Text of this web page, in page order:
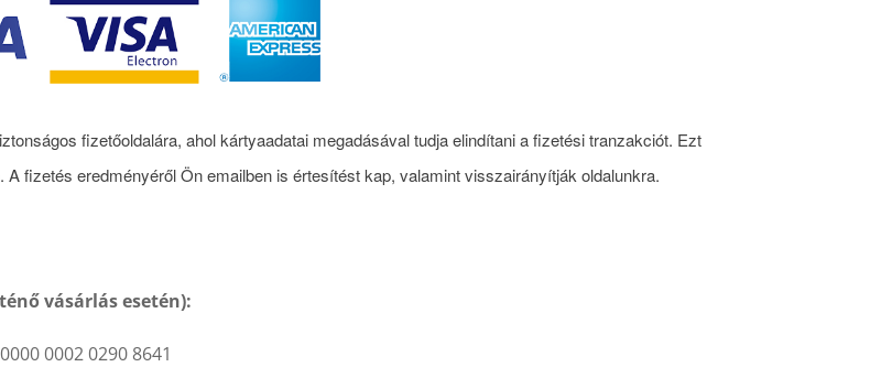
fizetőoldalára, ahol kártyaadatai megadásával tudja elindítani a fizetési tranzakciót. Ezt
fizetés eredményéről Ön emailben is értesítést kap, valamint visszairányítják oldalunkra.
vásárlás esetén):
0002 0290 8641